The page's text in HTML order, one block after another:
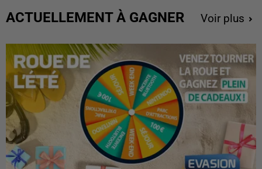
ACTUELLEMENT À GAGNER Voir plus